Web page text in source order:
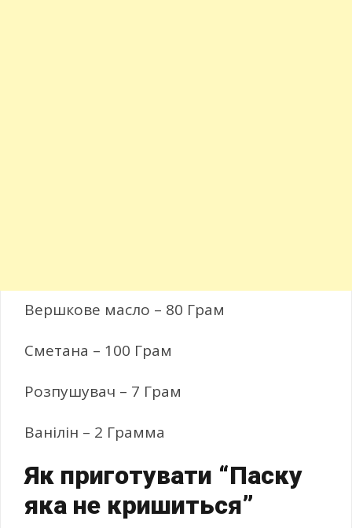
Вершкове масло – 80 Грам
Сметана – 100 Грам
Розпушувач – 7 Грам
Ванілін – 2 Грамма
Як приготувати “Паску
яка не кришиться”